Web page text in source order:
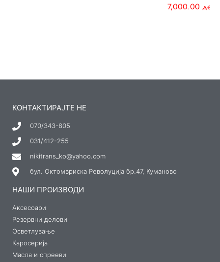
7,000.00 ден
КОНТАКТИРАЈТЕ НЕ
070/343-805
031/412-255
nikitrans_ko@yahoo.com
бул. Октомвриска Револуција бр.47, Куманово
НАШИ ПРОИЗВОДИ
Аксесоари
Резервни делови
Осветлување
Каросерија
Масла и спрееви